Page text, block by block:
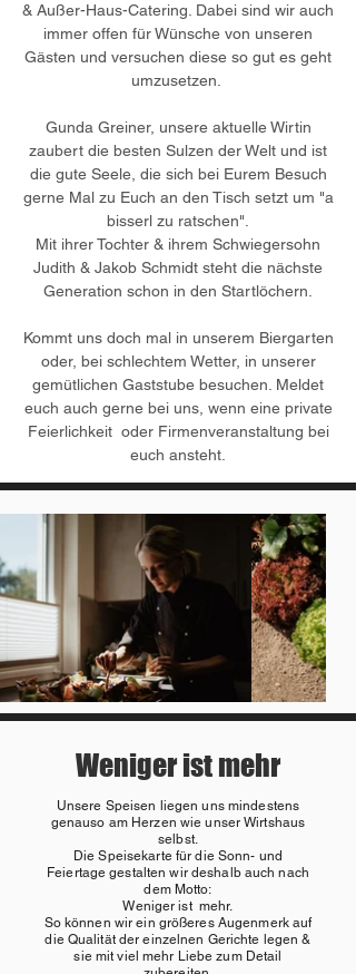
& Außer-Haus-Catering. Dabei sind wir auch
immer offen für Wünsche von unseren
Gästen und versuchen diese so gut es geht
umzusetzen.
Gunda Greiner, unsere aktuelle Wirtin
zaubert die besten Sulzen der Welt und ist
die gute Seele, die sich bei Eurem Besuch
gerne Mal zu Euch an den Tisch setzt um "a
bisserl zu ratschen".
Mit ihrer Tochter & ihrem Schwiegersohn
Judith & Jakob Schmidt steht die nächste
Generation schon in den Startlöchern.
Kommt uns doch mal in unserem Biergarten
oder, bei schlechtem Wetter, in unserer
gemütlichen Gaststube besuchen. Meldet
euch auch gerne bei uns, wenn eine private
Feierlichkeit oder Firmenveranstaltung bei
euch ansteht.
Weniger ist mehr
Unsere Speisen liegen uns mindestens
genauso am Herzen wie unser Wirtshaus
selbst.
Die Speisekarte für die Sonn- und
Feiertage gestalten wir deshalb auch nach
dem Motto:
Weniger ist mehr.
So können wir ein größeres Augenmerk auf
die Qualität der einzelnen Gerichte legen &
sie mit viel mehr Liebe zum Detail